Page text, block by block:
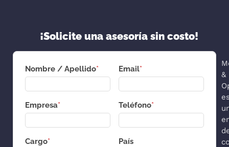
¡Solicite una asesoría sin costo!
Nombre / Apellido* Email*
Empresa* Teléfono*
Cargo* País
&